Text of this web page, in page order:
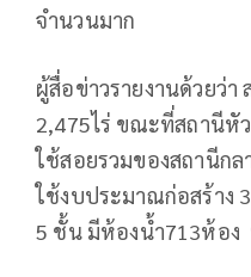
จำนวนมาก
ผู้สื่อข่าวรายงานด้วยว่
2,475ไร่ ขณะที่สถานีหั
ใช้สอยรวมของสถานีกล
ใช้งบประมาณก่อสร้าง
5 ชั้น มีห้องน้ำ713ห้อง